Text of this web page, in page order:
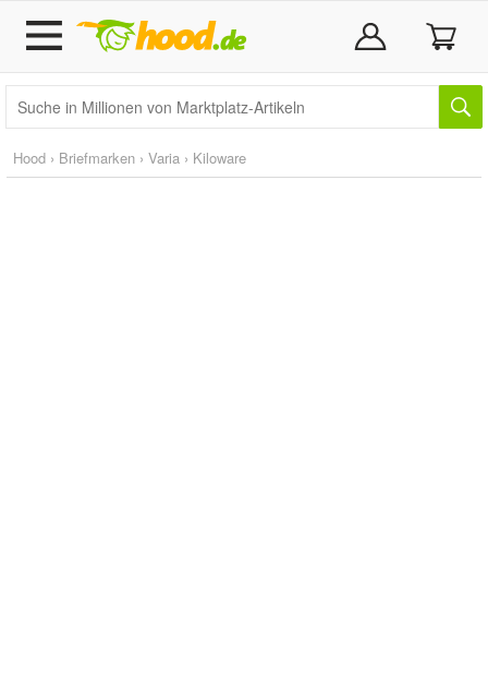
Hood › Briefmarken › Varia › Kiloware